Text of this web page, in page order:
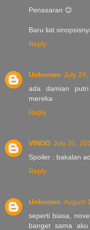
Penasaran 😊
Baru liat
Reply
Unknown July 24,
ada damian
mereka
Reply
VINDO July 31,
Spoiler : bakalan
Reply
Unknown August
seperti biasa,
banget sama